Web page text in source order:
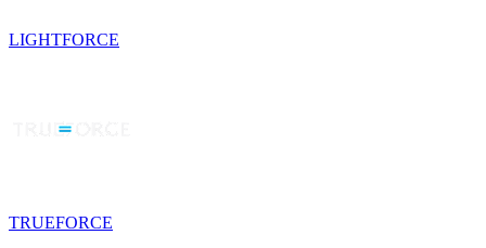
LIGHTFORCE
TRUEFORCE